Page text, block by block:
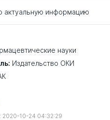
актуальную информацию
науки
Издательство ОКИ
10-24 04:32:29